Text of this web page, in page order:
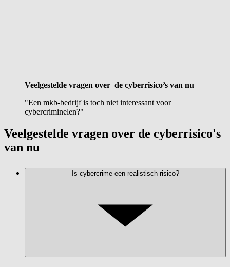
Veelgestelde vragen over de cyberrisico’s van nu
"Een mkb-bedrijf is toch niet interessant voor
cybercriminelen?"
Veelgestelde vragen over de cyberrisico's
van nu
Is cybercrime een realistisch risico?